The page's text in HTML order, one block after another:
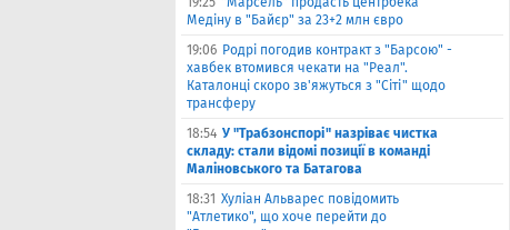
Медіну в "Байєр" за 23+2 млн євро
19:06 Родрі погодив контракт з "Барсою" -
хавбек втомився чекати на "Реал".
Каталонці скоро зв'яжуться з "Сіті" щодо
трансферу
18:54 У "Трабзонспорі" назріває чистка
складу: стали відомі позиції в команді
Малiновського та Батагова
18:31 Хуліан Альварес повідомить
"Атлетико", що хоче перейти до